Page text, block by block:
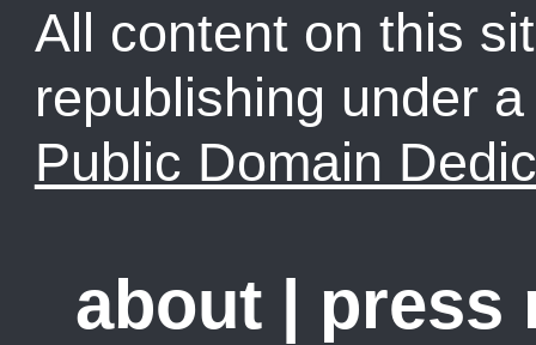
All content on this
republishing under
Public Domain
about press